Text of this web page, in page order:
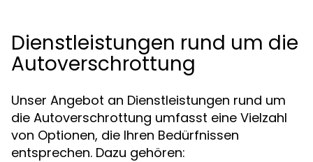
Dienstleistungen rund um die
Autoverschrottung
Unser Angebot an Dienstleistungen rund um
die Autoverschrottung umfasst eine Vielzahl
von Optionen, die Ihren Bedürfnissen
entsprechen. Dazu gehören: